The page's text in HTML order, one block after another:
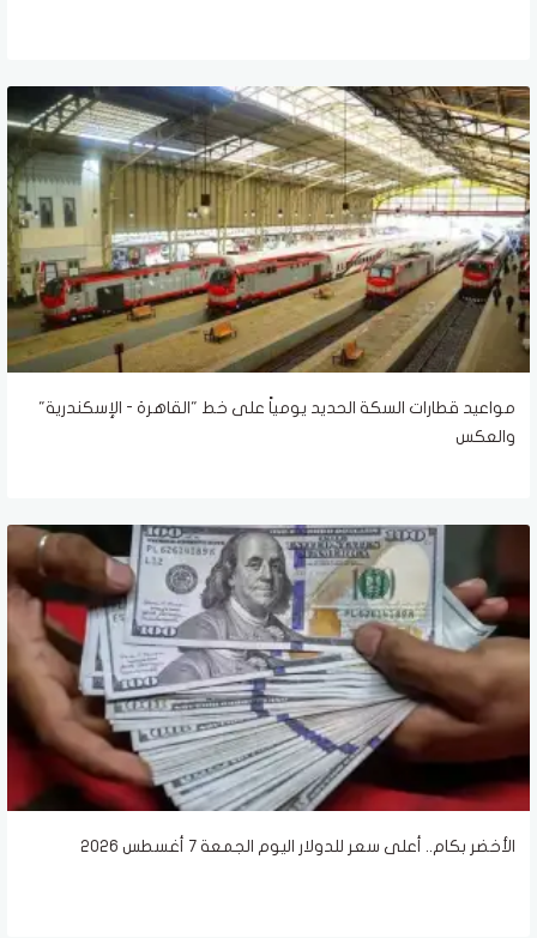
مواعيد قطارات السكة الحديد يومياً على خط "القاهرة - الإسكندرية"
والعكس
الأخضر بكام.. أعلى سعر للدولار اليوم الجمعة 7 أغسطس 2026